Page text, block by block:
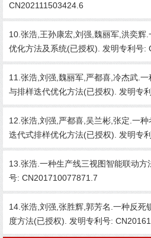
CN202111503424.6
10.张浩,王孙康宏,刘强,魏丽军,洪奕辉
优化方法及系统(已授权). 发明专利号:
11.张浩,刘强,魏丽军,严都喜,冷杰武.
与排样迭代优化方法(已授权). 发明专
12.张浩,刘强,严都喜,吴兰彬,张定.一
迭代式排样优化方法(已授权). 发明专
13.张浩.一种生产线三视图智能联动方
号: CN201710077871.7
14.张浩,刘强,张胜辉,郭芳名.一种反死
度方法(已授权). 发明专利号: